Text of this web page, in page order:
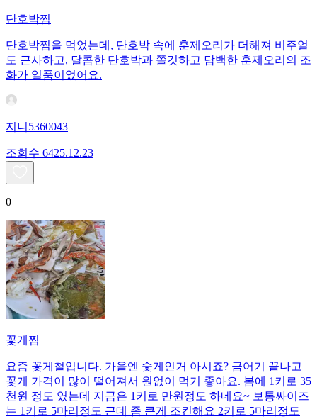
단호박찜
단호박찜을 먹었는데, 단호박 속에 훈제오리가 더해져 비주얼
도 근사하고, 달콤한 단호박과 쫄깃하고 담백한 훈제오리의 조
화가 일품이었어요.
지니5360043
조회수 6425.12.23
0
꽃게찜
요즘 꽃게철입니다. 가을엔 숯게인거 아시죠? 금어기 끝나고
꽃게 가격이 많이 떨어져서 원없이 먹기 좋아요. 봄에 1키로 35
천원 정도 였는데 지금은 1키로 만원정도 하네요~ 보통싸이즈
는 1키로 5마리정도 근데 좀 큰게 조킨해요 2키로 5마리정도